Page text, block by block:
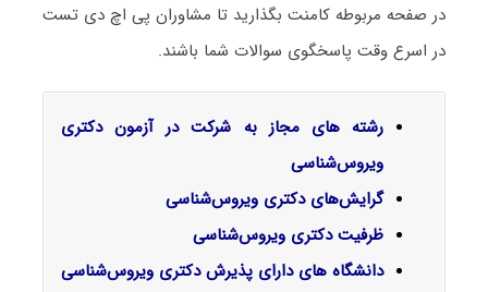
در صفحه مربوطه کامنت بگذارید تا مشاوران پی اچ دی تست
در اسرع وقت پاسخگوی سوالات شما باشند.
رشته های مجاز به شرکت در آزمون دکتری
ویروس‌‌شناسی
گرایش‌های دکتری ویروس‌‌شناسی
ظرفیت دکتری ویروس‌‌شناسی
دانشگاه های دارای پذیرش دکتری ویروس‌‌شناسی